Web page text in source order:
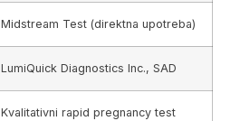
Midstream Test (direktna upotreba)
LumiQuick Diagnostics Inc., SAD
Kvalitativni rapid pregnancy test